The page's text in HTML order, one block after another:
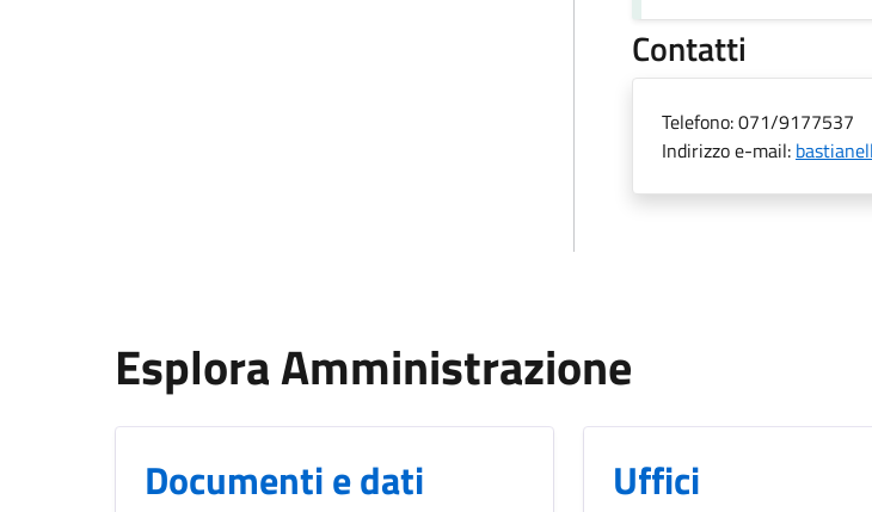
Contatti
Telefono:071/9177537
Indirizzo e-mail:
Esplora Amministrazione
Documenti e dati Uffici